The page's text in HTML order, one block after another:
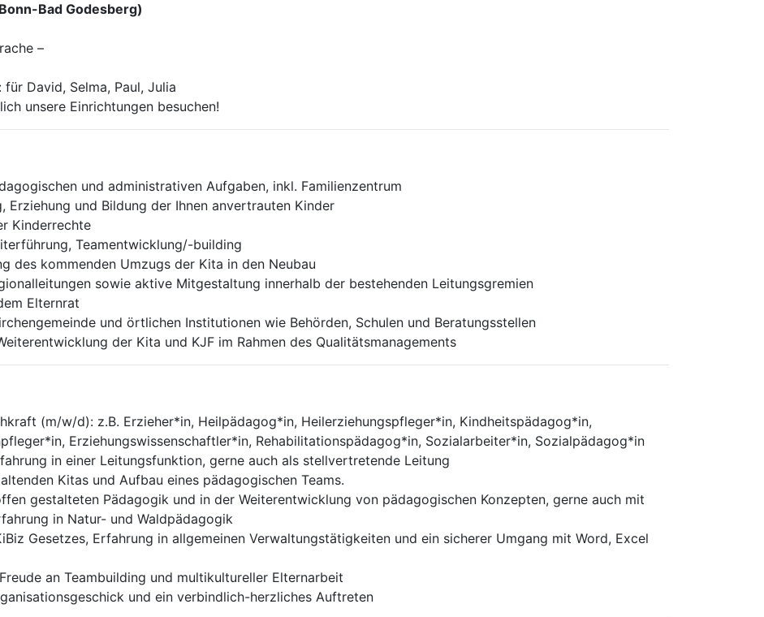
Bad Godesberg)
–
David, Selma, Paul, Julia
unsere Einrichtungen besuchen!
und administrativen Aufgaben, inkl. Familienzentrum
Erziehung und Bildung der Ihnen anvertrauten Kinder
Kinderrechte
Teamentwicklung/-building
des kommenden Umzugs der Kita in den Neubau
sowie aktive Mitgestaltung innerhalb der bestehenden Leitungsgremien
Elternrat
und örtlichen Institutionen wie Behörden, Schulen und Beratungsstellen
der Kita und KJF im Rahmen des Qualitätsmanagements
(m/w/d): z.B. Erzieher*in, Heilpädagog*in, Heilerziehungspfleger*in, Kindheitspädagog*in,
Erziehungswissenschaftler*in, Rehabilitationspädagog*in, Sozialarbeiter*in, Sozialpädagog*in
in einer Leitungsfunktion, gerne auch als stellvertretende Leitung
Kitas und Aufbau eines pädagogischen Teams.
gestalteten Pädagogik und in der Weiterentwicklung von pädagogischen Konzepten, gerne auch mit
in Natur- und Waldpädagogik
Gesetzes, Erfahrung in allgemeinen Verwaltungstätigkeiten und ein sicherer Umgang mit Word, Excel
an Teambuilding und multikultureller Elternarbeit
und ein verbindlich-herzliches Auftreten